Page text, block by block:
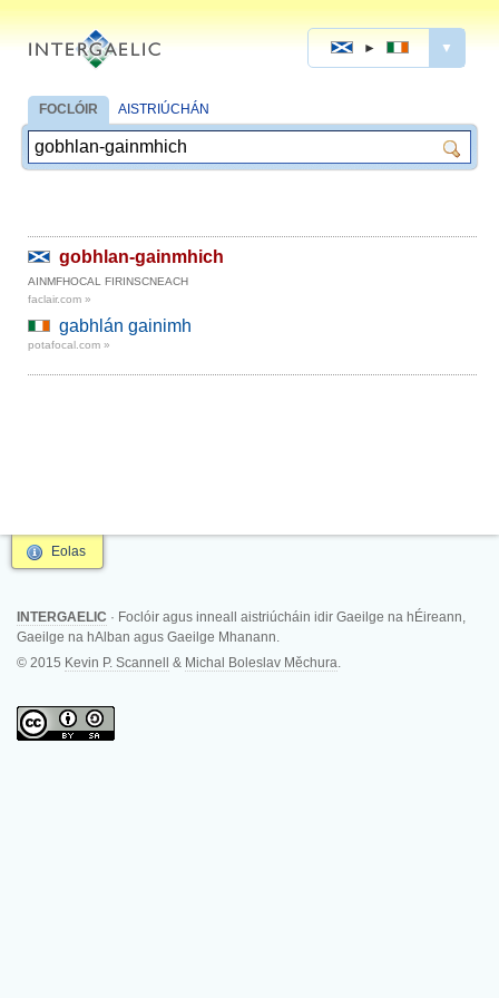
► ▼
FOCLÓIR AISTRIÚCHÁN
gobhlan-gainmhich
AINMFHOCAL FIRINSCNEACH
faclair.com »
gabhlán gainimh
potafocal.com »
Eolas
INTERGAELIC · Foclóir agus inneall aistriúcháin idir Gaeilge na hÉireann,
Gaeilge na hAlban agus Gaeilge Mhanann.
© 2015 Kevin P. Scannell & Michal Boleslav Měchura.